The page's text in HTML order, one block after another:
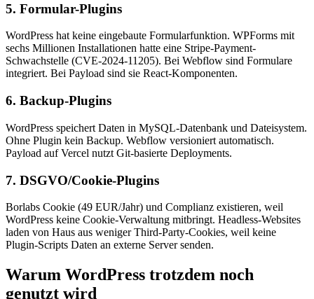
5. Formular-Plugins
WordPress hat keine eingebaute Formularfunktion. WPForms mit
sechs Millionen Installationen hatte eine Stripe-Payment-
Schwachstelle (CVE-2024-11205). Bei Webflow sind Formulare
integriert. Bei Payload sind sie React-Komponenten.
6. Backup-Plugins
WordPress speichert Daten in MySQL-Datenbank und Dateisystem.
Ohne Plugin kein Backup. Webflow versioniert automatisch.
Payload auf Vercel nutzt Git-basierte Deployments.
7. DSGVO/Cookie-Plugins
Borlabs Cookie (49 EUR/Jahr) und Complianz existieren, weil
WordPress keine Cookie-Verwaltung mitbringt. Headless-Websites
laden von Haus aus weniger Third-Party-Cookies, weil keine
Plugin-Scripts Daten an externe Server senden.
Warum WordPress trotzdem noch
genutzt wird